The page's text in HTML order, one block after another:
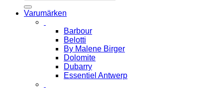
Varumärken
Barbour
Belotti
By Malene Birger
Dolomite
Dubarry
Essentiel Antwerp